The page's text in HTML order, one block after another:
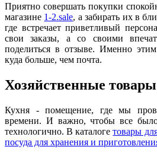
Приятно совершать покупки
магазине 1-2.sale, а забирать их в
где встречает приветливый
свои заказы, а со своими
поделиться в отзыве. Именно
куда больше, чем почта.
Хозяйственные
Кухня - помещение, где мы
времени. И важно, чтобы все
технологично. В каталогетовары
посуда для хранения и